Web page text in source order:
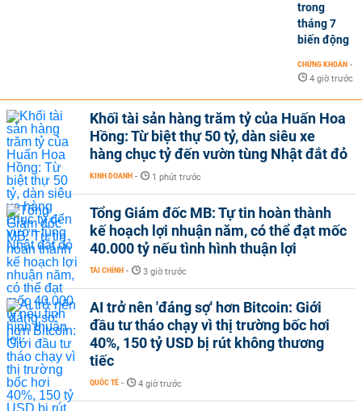
trong
tháng 7
biến động
CHỨNG KHOÁN -
4 giờ trước
Khối tài sản hàng trăm tỷ của Huấn Hoa
Hồng: Từ biệt thự 50 tỷ, dàn siêu xe
hàng chục tỷ đến vườn tùng Nhật đắt đỏ
KINH DOANH - 1 phút trước
Tổng Giám đốc MB: Tự tin hoàn thành
kế hoạch lợi nhuận năm, có thể đạt mốc
40.000 tỷ nếu tình hình thuận lợi
TÀI CHÍNH - 3 giờ trước
AI trở nên 'đáng sợ' hơn Bitcoin: Giới
đầu tư tháo chạy vì thị trường bốc hơi
40%, 150 tỷ USD bị rút không thương
tiếc
QUỐC TẾ - 4 giờ trước